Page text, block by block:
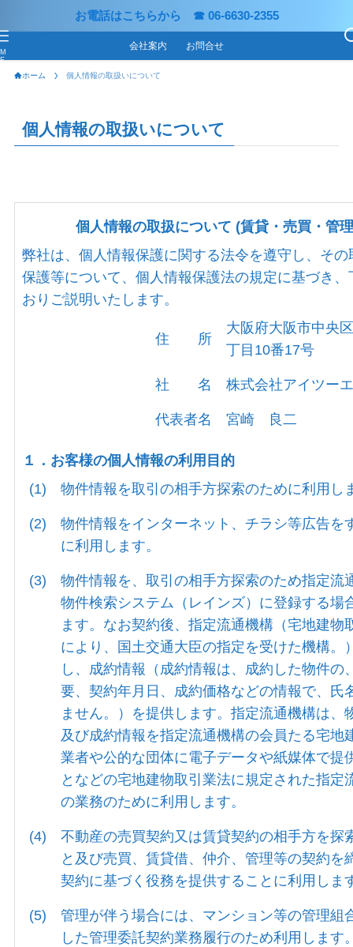
お電話はこちらから ☎ 06-6630-2355
M
E
会社案内 お問合せ
ホーム 個人情報の取扱いについて
個人情報の取扱いについて
個人情報の取扱について (賃貸・売買・管
弊社は、個人情報保護に関する法令を遵守し、その
保護等について、個人情報保護法の規定に基づき、
おりご説明いたします。
住 所
大阪府大阪市中央
丁目10番17号
社 名 株式会社アイツー
代表者名 宮崎 良二
１．お客様の個人情報の利用目的
(1)
物件情報を取引の相手方探索のために利用し
(2)
物件情報をインターネット、チラシ等広告を
に利用します。
(3)
物件情報を、取引の相手方探索のため指定流
物件検索システム（レインズ）に登録する場
ます。なお契約後、指定流通機構（宅地建物
により、国土交通大臣の指定を受けた機構。
し、成約情報（成約情報は、成約した物件の
要、契約年月日、成約価格などの情報で、氏
ません。）を提供します。指定流通機構は、
及び成約情報を指定流通機構の会員たる宅地
業者や公的な団体に電子データや紙媒体で提
となどの宅地建物取引業法に規定された指定
の業務のために利用します。
(4)
不動産の売買契約又は賃貸契約の相手方を探
と及び売買、賃貸借、仲介、管理等の契約を
契約に基づく役務を提供することに利用しま
(5)
管理が伴う場合には、マンション等の管理組
した管理委託契約業務履行のため利用します